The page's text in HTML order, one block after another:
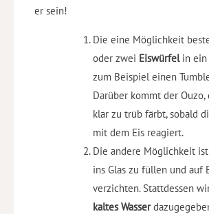
er sein!
Die eine Möglichkeit
oder zwei Eiswürfelin ein
zum Beispiel einen
Darüber kommt der Ouzo,
klar zu trüb färbt, sobald
mit dem Eis reagiert.
Die andere Möglichkeit
ins Glas zu füllen und auf
verzichten. Stattdessen
kaltes Wasser